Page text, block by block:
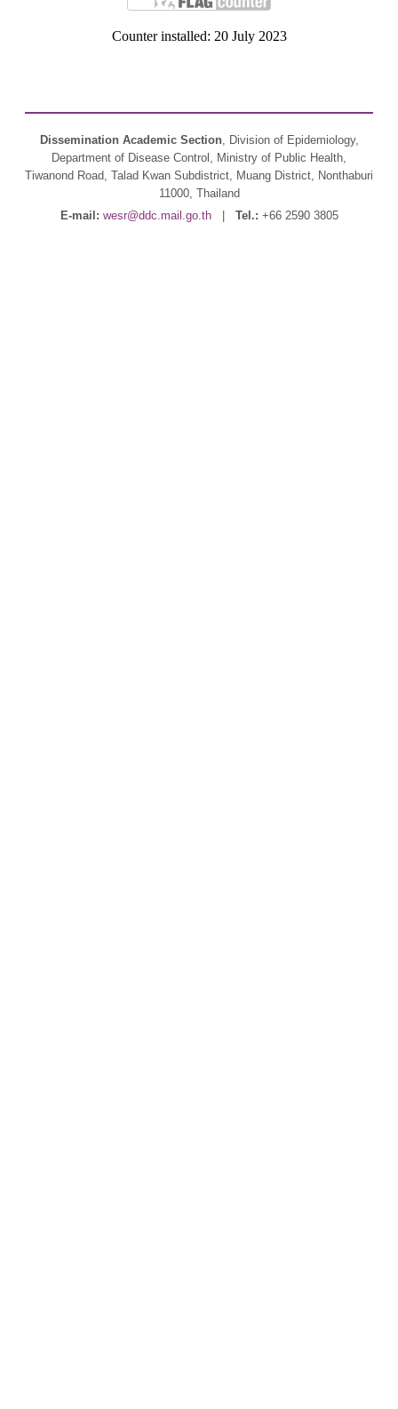
Counter installed: 20 July 2023
Dissemination Academic Section, Division of Epidemiology,
Department of Disease Control, Ministry of Public Health,
Tiwanond Road, Talad Kwan Subdistrict, Muang District, Nonthaburi
11000, Thailand
E-mail: wesr@ddc.mail.go.th| Tel.: +66 2590 3805